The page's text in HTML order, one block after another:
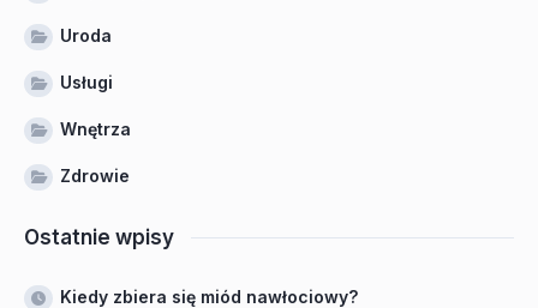
Uroda
Usługi
Wnętrza
Zdrowie
Ostatnie wpisy
Kiedy zbiera się miód nawłociowy?